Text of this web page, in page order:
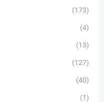
(173)
(4)
(13)
(127)
(40)
(1)